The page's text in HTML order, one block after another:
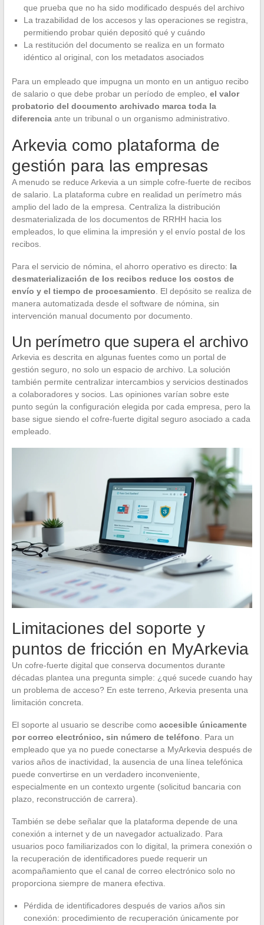
que prueba que no ha sido modificado después del archivo
La trazabilidad de los accesos y las operaciones se registra,
permitiendo probar quién depositó qué y cuándo
La restitución del documento se realiza en un formato
idéntico al original, con los metadatos asociados
Para un empleado que impugna un monto en un antiguo recibo
de salario o que debe probar un período de empleo, el valor
probatorio del documento archivado marca toda la
diferenciaante un tribunal o un organismo administrativo.
Arkevia como plataforma de
gestión para las empresas
A menudo se reduce Arkevia a un simple cofre-fuerte de recibos
de salario. La plataforma cubre en realidad un perímetro más
amplio del lado de la empresa. Centraliza la distribución
desmaterializada de los documentos de RRHH hacia los
empleados, lo que elimina la impresión y el envío postal de los
recibos.
Para el servicio de nómina, el ahorro operativo es directo: la
desmaterialización de los recibos reduce los costos de
envío y el tiempo de procesamiento . El depósito se realiza de
manera automatizada desde el software de nómina, sin
intervención manual documento por documento.
Un perímetro que supera el archivo
Arkevia es descrita en algunas fuentes como un portal de
gestión seguro, no solo un espacio de archivo. La solución
también permite centralizar intercambios y servicios destinados
a colaboradores y socios. Las opiniones varían sobre este
punto según la configuración elegida por cada empresa, pero la
base sigue siendo el cofre-fuerte digital seguro asociado a cada
empleado.
Limitaciones del soporte y
puntos de fricción en MyArkevia
Un cofre-fuerte digital que conserva documentos durante
décadas plantea una pregunta simple: ¿qué sucede cuando hay
un problema de acceso? En este terreno, Arkevia presenta una
limitación concreta.
El soporte al usuario se describe como accesible únicamente
por correo electrónico, sin número de teléfono. Para un
empleado que ya no puede conectarse a MyArkevia después de
varios años de inactividad, la ausencia de una línea telefónica
puede convertirse en un verdadero inconveniente,
especialmente en un contexto urgente (solicitud bancaria con
plazo, reconstrucción de carrera).
También se debe señalar que la plataforma depende de una
conexión a internet y de un navegador actualizado. Para
usuarios poco familiarizados con lo digital, la primera conexión o
la recuperación de identificadores puede requerir un
acompañamiento que el canal de correo electrónico solo no
proporciona siempre de manera efectiva.
Pérdida de identificadores después de varios años sin
conexión: procedimiento de recuperación únicamente por